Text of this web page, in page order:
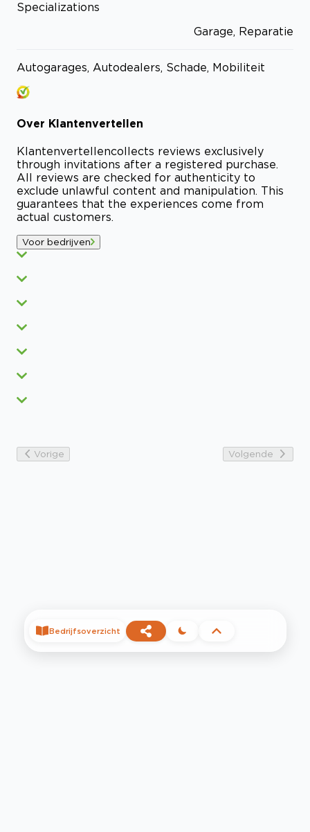
Specializations
Garage, Reparatie
Autogarages, Autodealers, Schade, Mobiliteit
Over Klantenvertellen
Klantenvertellencollects reviews exclusively
through invitations after a registered purchase.
All reviews are checked for authenticity to
exclude unlawful content and manipulation. This
guarantees that the experiences come from
actual customers.
Voor bedrijven
Vorige Volgende
Bedrijfsoverzicht